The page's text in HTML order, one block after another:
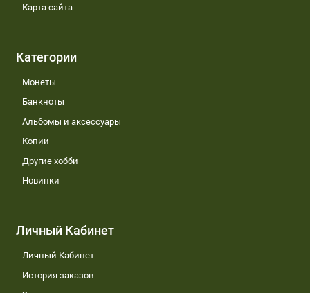
Карта сайта
Категории
Монеты
Банкноты
Альбомы и аксессуары
Копии
Другие хобби
Новинки
Личный Кабинет
Личный Кабинет
История заказов